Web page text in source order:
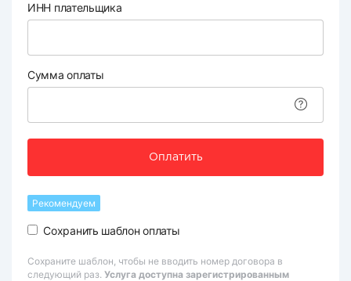
ИНН плательщика
Сумма оплаты
Оплатить
Рекомендуем
Сохранить шаблон оплаты
Сохраните шаблон, чтобы не вводить номер договора в
следующий раз. Услуга доступна зарегистрированным